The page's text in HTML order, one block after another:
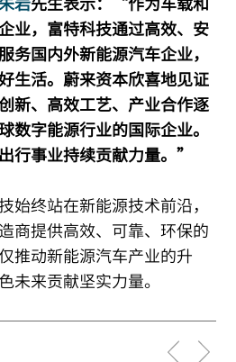
业，富特科技通过高效、安
务国内外新能源汽车企业，
生活。蔚来资本欣喜地见证
新、高效工艺、产业合作逐
数字能源行业的国际企业。
行事业持续贡献力量。”
始终站在新能源技术前沿，
商提供高效、可靠、环保的
推动新能源汽车产业的升
未来贡献坚实力量。